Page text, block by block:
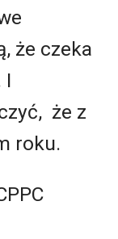
że czeka
I
że z
roku.